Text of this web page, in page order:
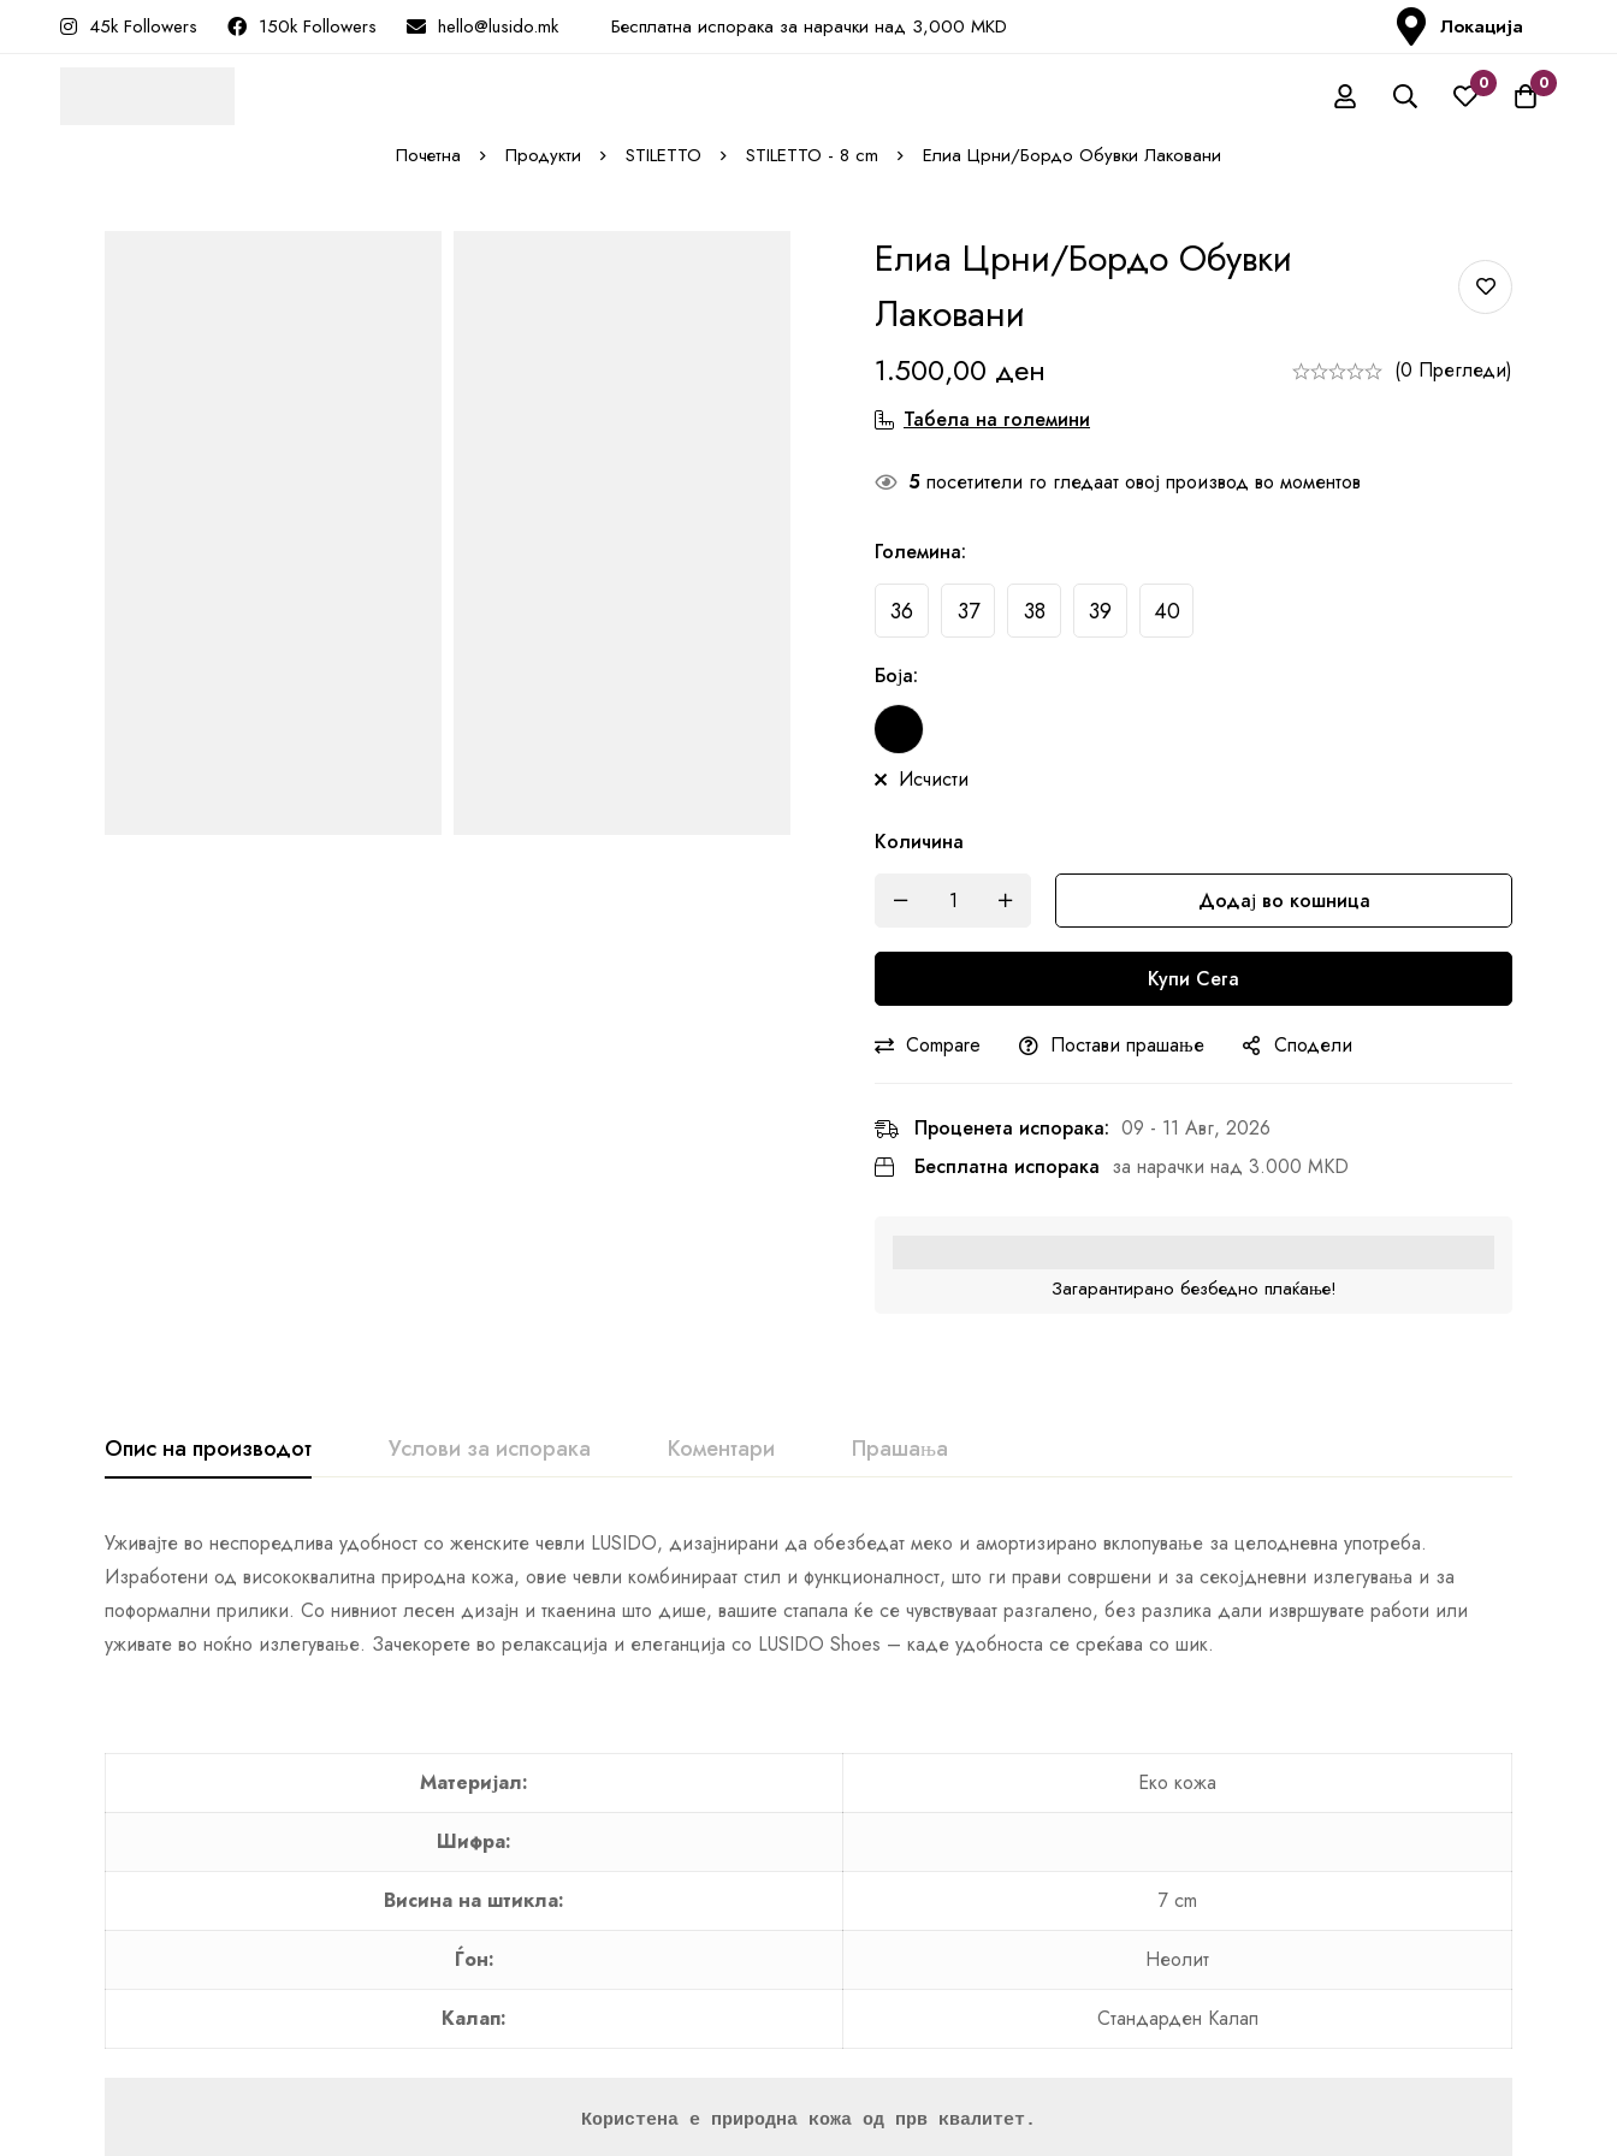
45k Followers 150k Followers hello@lusido.mk Бесплатна испорака за нарачки над 3,000 MKD Локација
0 0
Почетна Продукти STILETTO STILETTO - 8 cm Елиа Црни/Бордо Обувки Лаковани
Елиа Црни/Бордо Обувки
Лаковани
1.500,00 ден
(0 Прегледи)
Табела на големини
5 посетители го гледаат овој производ во моментов
Големина:
36 37 38 39 40
Боја:
Исчисти
Количина
Додај во кошница
Купи Сега
Compare Постави прашање Сподели
Проценета испорака: 09 - 11 Авг, 2026
Бесплатна испорака за нарачки над 3.000 MKD
Загарантирано безбедно плаќање!
Опис на производот Услови за испорака Коментари Прашања
Уживајте во неспоредлива удобност со женските чевли LUSIDO, дизајнирани да обезбедат меко и амортизирано вклопување за целодневна употреба.
Изработени од висококвалитна природна кожа, овие чевли комбинираат стил и функционалност, што ги прави совршени и за секојдневни излегувања и за
поформални прилики. Со нивниот лесен дизајн и ткаенина што дише, вашите стапала ќе се чувствуваат разгалено, без разлика дали извршувате работи или
уживате во ноќно излегување. Зачекорете во релаксација и елеганција со LUSIDO Shoes – каде удобноста се среќава со шик.
Материјал: Еко кожа
Шифра:
Висина на штикла: 7 cm
Ѓон: Неолит
Калап: Стандарден Калап
Користена е природна кожа од прв квалитет.